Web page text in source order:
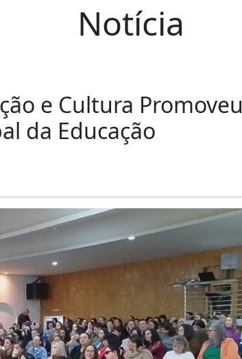
Notícia
e Cultura Promoveu
da Educação